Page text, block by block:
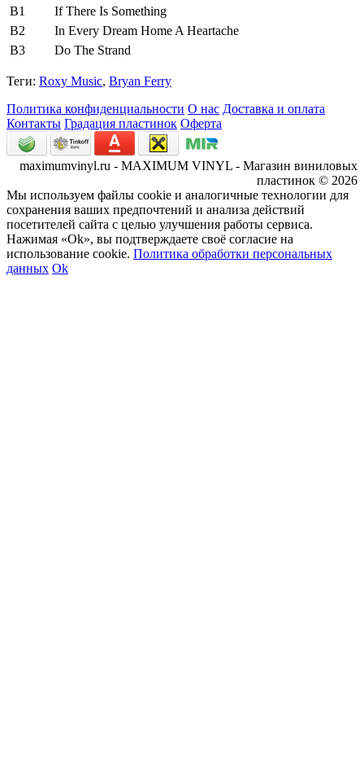
B1
If There Is Something
B2
In Every Dream Home A Heartache
B3
Do The Strand
Теги: Roxy Music, Bryan Ferry
Политика конфиденциальности О нас Доставка и оплата
Контакты Градация пластинок Оферта
maximumvinyl.ru - MAXIMUM VINYL - Магазин виниловых
пластинок © 2026
Мы используем файлы cookie и аналогичные технологии для
сохранения ваших предпочтений и анализа действий
посетителей сайта с целью улучшения работы сервиса.
Нажимая «Ok», вы подтверждаете своё согласие на
использование cookie. Политика обработки персональных
данных Ok